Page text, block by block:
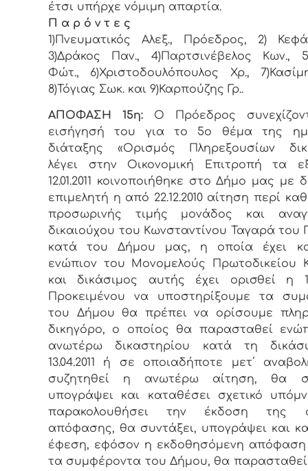
έτσι υπήρχε vόμιμη απαρτία.
Π α ρ ό ν τ ε ς
1)Πνευματικός Αλεξ., Πρόεδρoς, 2)
3)Δράκος Παν., 4)Παρτσινέβελος Κων.,
Φώτ., 6)Χριστοδουλόπουλος Χρ.,
8)Τόγιας Σωκ. και 9)Καρπούζης Γρ..
ΑΠΟΦΑΣΗ 15η:Ο Πρόεδρος
εισήγησή του για το 5ο θέμα της
διάταξης «Ορισμός Πληρεξουσίων
λέγει στην Οικονομική Επιτροπή τα
12.01.2011 κοινοποιήθηκε στο Δήμο μας με
επιμελητή η από 22.12.2010 αίτηση περί
προσωρινής τιμής μονάδος και
δικαιούχου του Κωνσταντίνου Ταγαρά του
κατά του Δήμου μας, η οποία έχει
ενώπιον του Μονομελούς Πρωτοδικείου
και δικάσιμος αυτής έχει ορισθεί η
Προκειμένου να υποστηρίξουμε τα
του Δήμου θα πρέπει να ορίσουμε
δικηγόρο, ο οποίος θα παρασταθεί
ανωτέρω δικαστηρίου κατά τη
13.04.2011 ή σε οποιαδήποτε μετ΄
συζητηθεί η ανωτέρω αίτηση, θα
υπογράψει και καταθέσει σχετικό
παρακολουθήσει την έκδοση της
απόφασης, θα συντάξει, υπογράψει και
έφεση, εφόσον η εκδοθησόμενη απόφαση
τα συμφέροντα του Δήμου, θα